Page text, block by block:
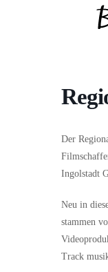
Der
Ingolstadt
Neu in
stammen
Track